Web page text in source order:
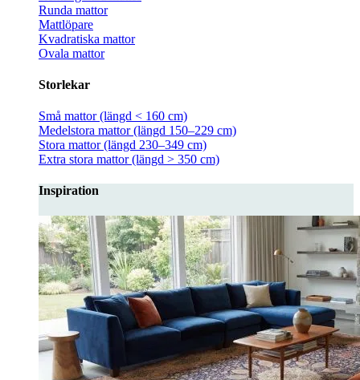
Runda mattor
Mattlöpare
Kvadratiska mattor
Ovala mattor
Storlekar
Små mattor (längd < 160 cm)
Medelstora mattor (längd 150–229 cm)
Stora mattor (längd 230–349 cm)
Extra stora mattor (längd > 350 cm)
Inspiration